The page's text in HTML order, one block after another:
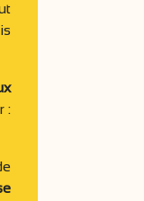
: